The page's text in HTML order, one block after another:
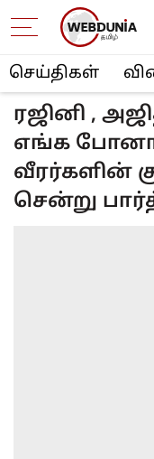
செய்திகள்
ரஜினி ,
எங்க
வீரர்களின்
சென்று